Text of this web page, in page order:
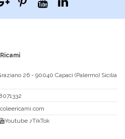
26 - 90040 Capaci (Palermo) Sicilia
Youtube ♪TikTok